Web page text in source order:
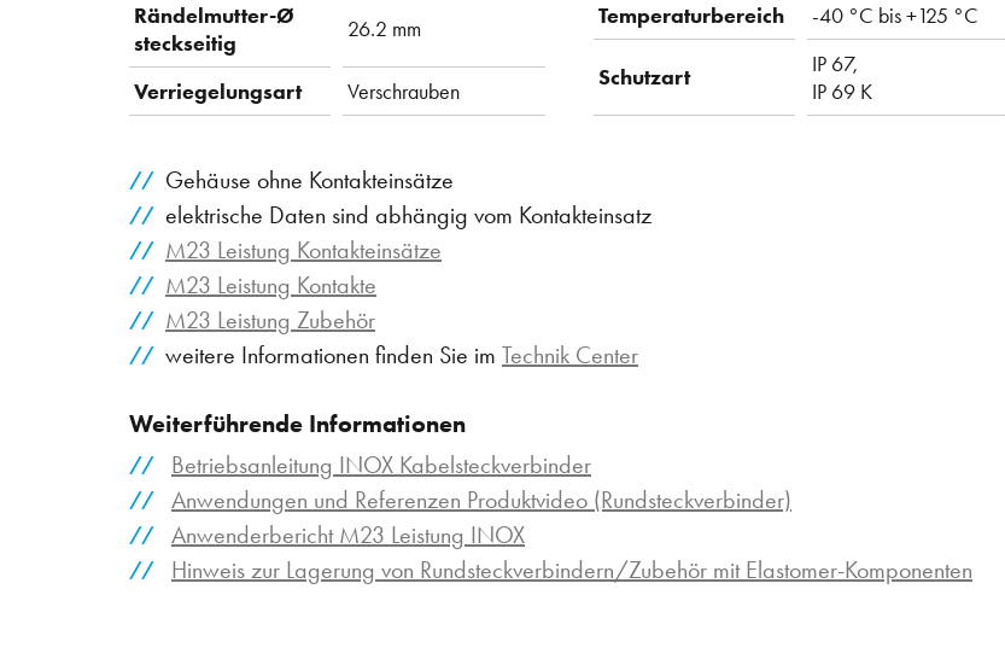
Rändelmutter-Ø
steckseitig
26.2 mm
Verriegelungsart Verschrauben
Temperaturbereich
-40 °C bis +125 °C
Schutzart
IP 67,
IP 69 K
Gehäuse ohne Kontakteinsätze
elektrische Daten sind abhängig vom Kontakteinsatz
M23 Leistung Kontakteinsätze
M23 Leistung Kontakte
M23 Leistung Zubehör
weitere Informationen finden Sie im Technik Center
Weiterführende Informationen
Betriebsanleitung INOX Kabelsteckverbinder
Anwendungen und Referenzen Produktvideo (Rundsteckverbinder)
Anwenderbericht M23 Leistung INOX
Hinweis zur Lagerung von Rundsteckverbindern/Zubehör mit Elastomer-Komponenten